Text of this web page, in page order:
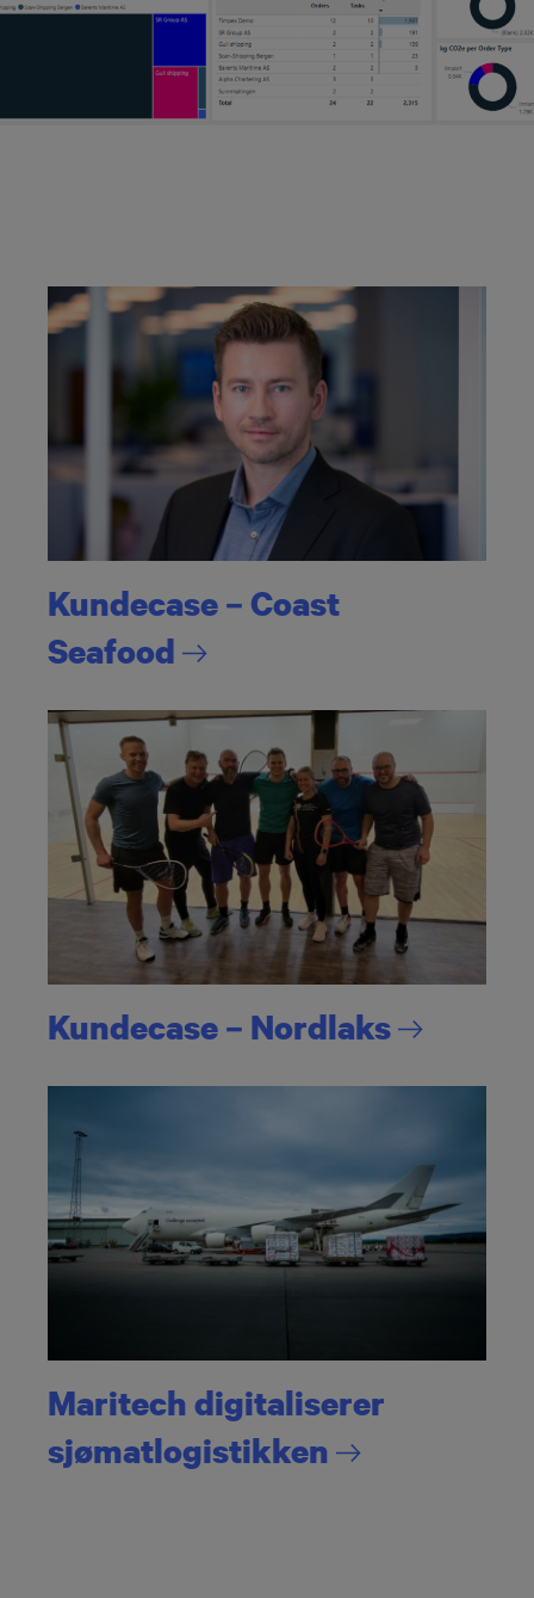
Kundecase – Coast
Seafood
Kundecase – Nordlaks
Maritech digitaliserer
sjømatlogistikken